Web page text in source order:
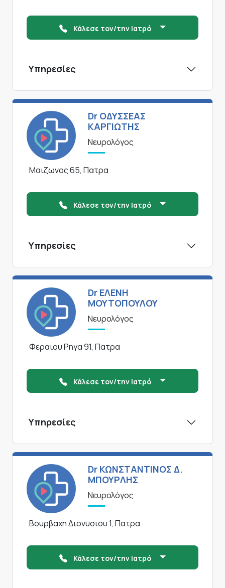
Κάλεσε τον/την Ιατρό
Υπηρεσίες
Dr ΟΔΥΣΣΕΑΣ
ΚΑΡΓΙΩΤΗΣ
Νευρολόγος
Μαιζωνος 65, Πατρα
Κάλεσε τον/την Ιατρό
Υπηρεσίες
Dr ΕΛΕΝΗ
ΜΟΥΤΟΠΟΥΛΟΥ
Νευρολόγος
Φεραιου Ρηγα 91, Πατρα
Κάλεσε τον/την Ιατρό
Υπηρεσίες
Dr ΚΩΝΣΤΑΝΤΙΝΟΣ Δ.
ΜΠΟΥΡΛΗΣ
Νευρολόγος
Βουρβαχη Διονυσιου 1, Πατρα
Κάλεσε τον/την Ιατρό